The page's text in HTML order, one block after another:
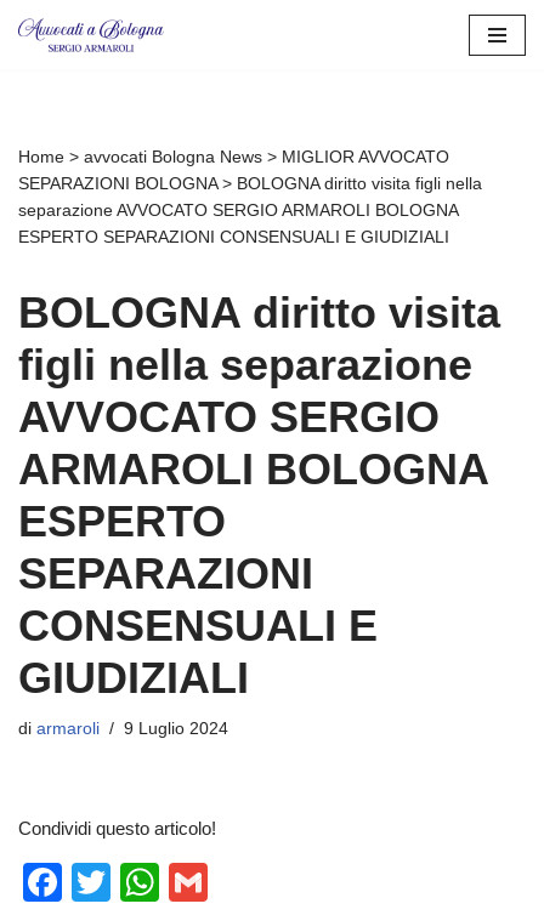
Home > avvocati Bologna News > MIGLIOR AVVOCATO
SEPARAZIONI BOLOGNA> BOLOGNA diritto visita figli nella
separazione AVVOCATO SERGIO ARMAROLI BOLOGNA
ESPERTO SEPARAZIONI CONSENSUALI E GIUDIZIALI
BOLOGNA diritto visita
figli nella separazione
AVVOCATO SERGIO
ARMAROLI BOLOGNA
ESPERTO
SEPARAZIONI
CONSENSUALI E
GIUDIZIALI
di armaroli 9 Luglio 2024
Condividi questo articolo!
F
T
W